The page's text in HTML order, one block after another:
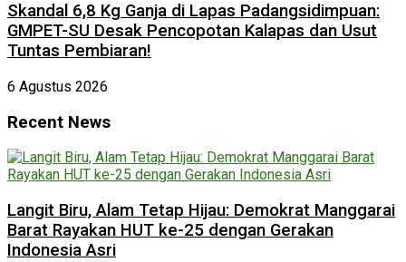
Skandal 6,8 Kg Ganja di Lapas Padangsidimpuan:
GMPET-SU Desak Pencopotan Kalapas dan Usut
Tuntas Pembiaran!
6 Agustus 2026
Recent News
Langit Biru, Alam Tetap Hijau: Demokrat Manggarai
Barat Rayakan HUT ke-25 dengan Gerakan
Indonesia Asri